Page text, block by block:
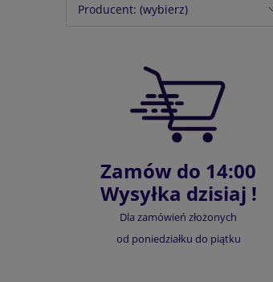
Producent: (wybierz)
Zamów do 14:00
Wysyłka dzisiaj !
Dla zamówień złożonych
od poniedziałku do piątku